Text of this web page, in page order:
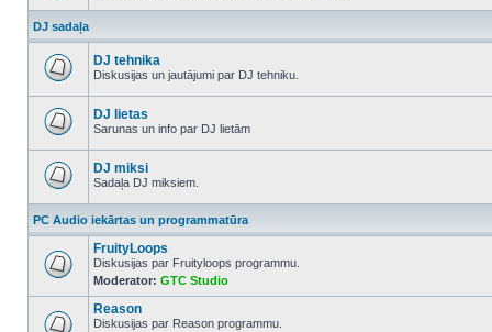
unread
posts
DJ sadaļa
unread
posts
DJ tehnika
Diskusijas un jautājumi par DJ tehniku.
unread
posts
DJ lietas
Sarunas un info par DJ lietām
unread
posts
DJ miksi
Sadaļa DJ miksiem.
PC Audio iekārtas un programmatūra
No
unread
posts
FruityLoops
Diskusijas par Fruityloops programmu.
Moderator: GTC Studio
Reason
Diskusijas par Reason programmu.